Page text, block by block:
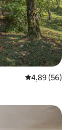
Średnia
4,89 (56)